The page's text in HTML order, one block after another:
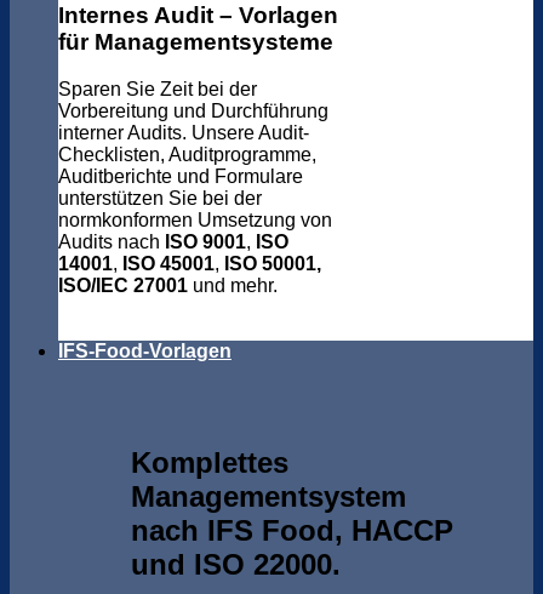
Internes Audit – Vorlagen
für Managementsysteme
Sparen Sie Zeit bei der
Vorbereitung und Durchführung
interner Audits. Unsere Audit-
Checklisten, Auditprogramme,
Auditberichte und Formulare
unterstützen Sie bei der
normkonformen Umsetzung von
Audits nach ISO 9001, ISO
14001, ISO 45001, ISO 50001,
ISO/IEC 27001 und mehr.
IFS-Food-Vorlagen
Komplettes
Managementsystem
nach IFS Food, HACCP
und ISO 22000.